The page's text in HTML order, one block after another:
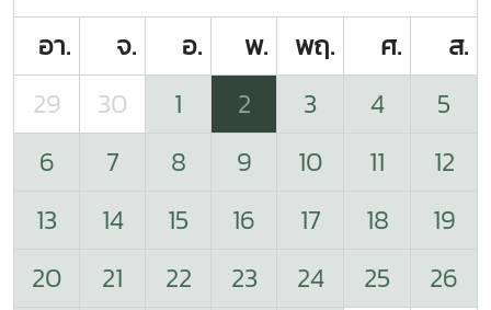
อา.
จ. อ. พ. พฤ. ศ.
ส.
29
30 1 2 3 4
5
6
7 8 9 10 11
12
13
14 15 16 17 18
19
20
21 22 23 24 25
26